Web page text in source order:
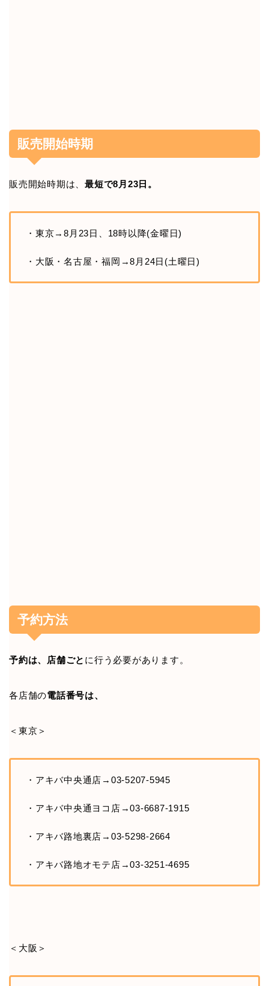
販売開始時期
販売開始時期は、最短で8月23日。
・東京→8月23日、18時以降(金曜日)
・大阪・名古屋・福岡→8月24日(土曜日)
予約方法
予約は、店舗ごと に行う必要があります。
各店舗の電話番号は、
＜東京＞
・アキバ中央通店→03-5207-5945
・アキバ中央通ヨコ店→03-6687-1915
・アキバ路地裏店→03-5298-2664
・アキバ路地オモテ店→03-3251-4695
＜大阪＞